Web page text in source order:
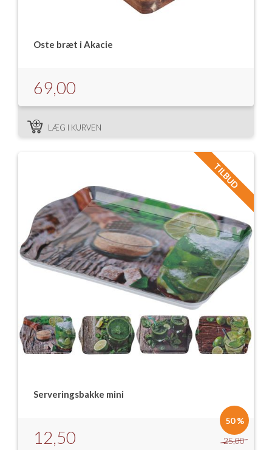
Oste bræt i Akacie
69,00
LÆG I KURVEN
Serveringsbakke mini
25,00
12,50
50 %
TILBUD